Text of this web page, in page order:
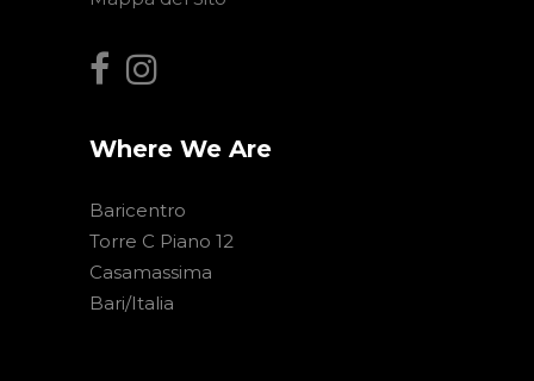
Where We Are
Baricentro
Torre C Piano 12
Casamassima
Bari/Italia